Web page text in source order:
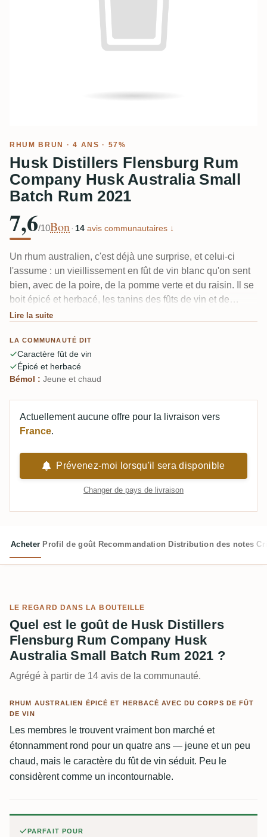
RHUM BRUN · 4 ANS · 57%
Husk Distillers Flensburg Rum
Company Husk Australia Small
Batch Rum 2021
7,6/10Bon · 14 avis communautaires ↓
Un rhum australien, c'est déjà une surprise, et celui-ci
l'assume : un vieillissement en fût de vin blanc qu'on sent
bien, avec de la poire, de la pomme verte et du raisin. Il se
boit épicé et herbacé, les tanins des fûts de vin et de
bourbon lui donnent du corps. À 57 % et seulement quatre
ressortir les raisins.
Lire la suite
LA COMMUNAUTÉ DIT
Caractère fût de vin
Épicé et herbacé
Bémol : Jeune et chaud
Actuellement aucune offre pour la livraison vers
France.
Prévenez-moi lorsqu'il sera disponible
Changer de pays de livraison
Acheter Profil de goût Recommandation Distribution des notes
LE REGARD DANS LA BOUTEILLE
Quel est le goût de Husk Distillers
Flensburg Rum Company Husk
Australia Small Batch Rum 2021 ?
Agrégé à partir de 14 avis de la communauté.
RHUM AUSTRALIEN ÉPICÉ ET HERBACÉ AVEC DU CORPS DE FÛT
DE VIN
Les membres le trouvent vraiment bon marché et
étonnamment rond pour un quatre ans — jeune et un peu
chaud, mais le caractère du fût de vin séduit. Peu le
considèrent comme un incontournable.
PARFAIT POUR